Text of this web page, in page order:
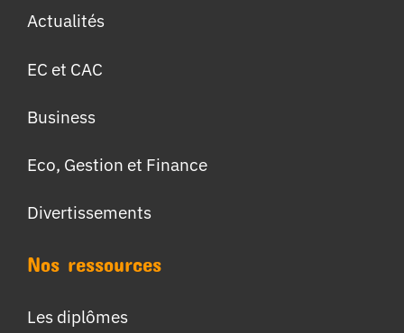
Actualités
EC et CAC
Business
Eco, Gestion et Finance
Divertissements
Nos ressources
Les diplômes